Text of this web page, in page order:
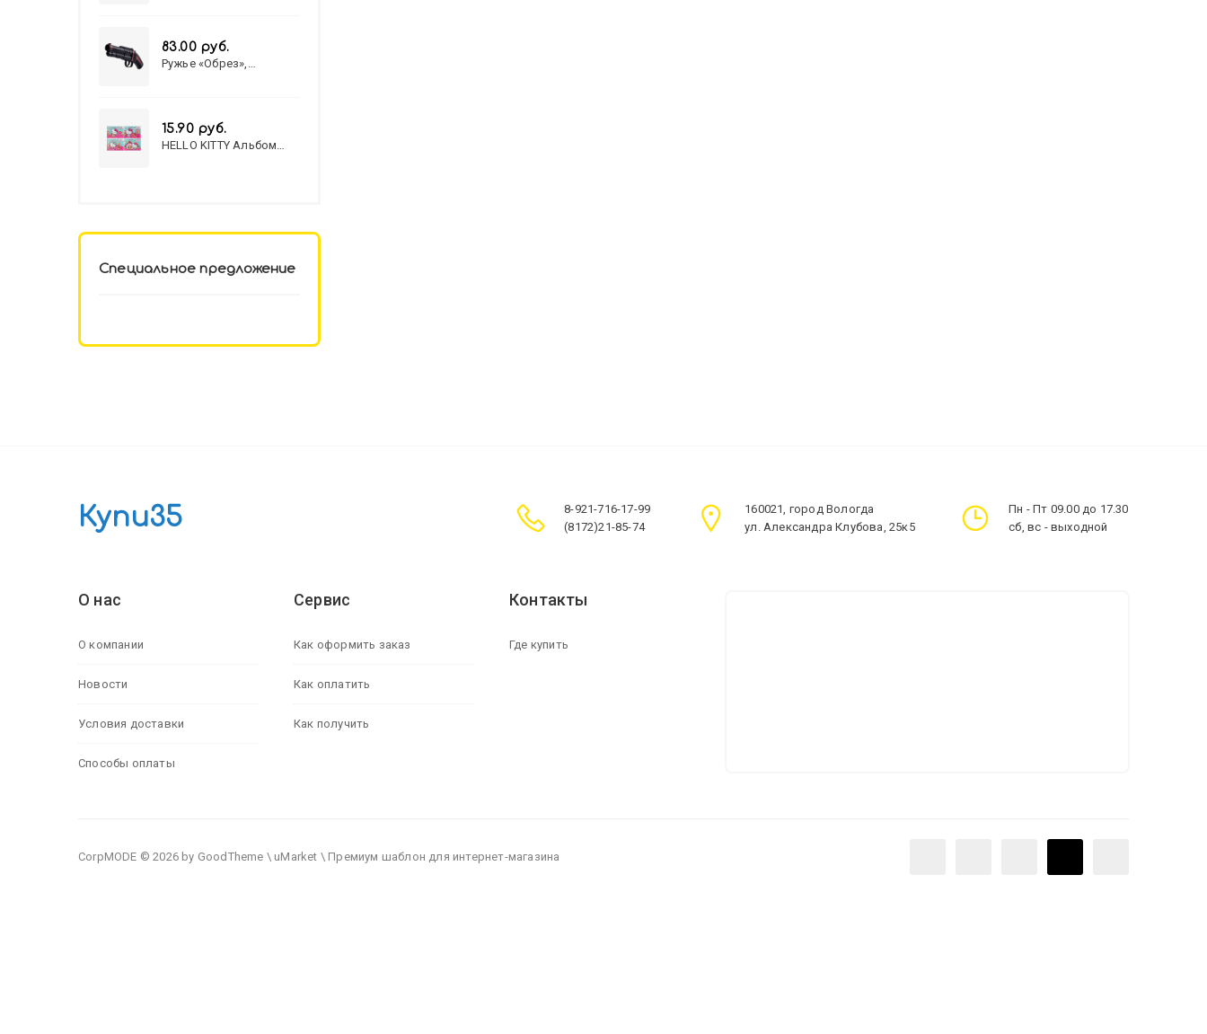
83.00 руб.
Ружье «Обрез»,
15.90 руб.
HELLO KITTY Альбом
Специальное предложение
Купи35
8-921-716-17-99
(8172)21-85-74
160021, город Вологда
ул. Александра Клубова, 25к5
Пн - Пт 09.00 до 17.30
сб, вс - выходной
О нас
О компании
Новости
Условия доставки
Способы оплаты
Сервис
Как оформить заказ
Как оплатить
Как получить
Контакты
Где купить
CorpMODE © 2026 by GoodTheme \ uMarket \ Премиум шаблон для интернет-магазина